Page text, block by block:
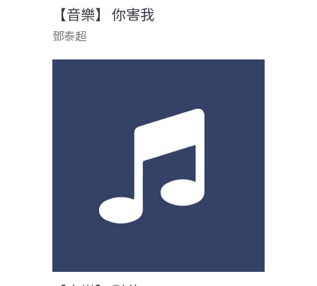
【音樂】 你害我
鄧泰超